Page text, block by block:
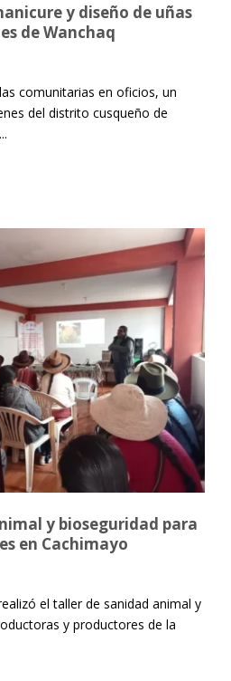
y diseño de uñas
de Wanchaq
comunitarias en oficios, un
del distrito cusqueño de
y bioseguridad para
en Cachimayo
el taller de sanidad animal y
y productores de la